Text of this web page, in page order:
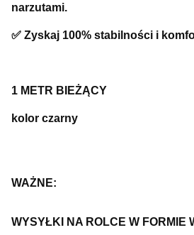
narzutami.
✅ Zyskaj 100% stabilności i
1 METR BIEŻĄCY
kolor czarny
WAŻNE:
WYSYŁKI NA ROLCE W FORMIE